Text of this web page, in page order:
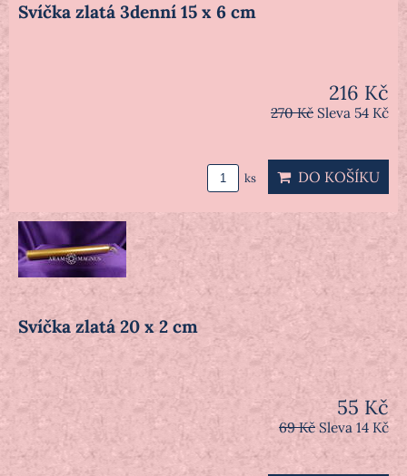
Svíčka zlatá 3denní 15 x 6 cm
216 Kč
270 Kč Sleva 54 Kč
ks DO KOŠÍKU
Svíčka zlatá 20 x 2 cm
55 Kč
69 Kč Sleva 14 Kč